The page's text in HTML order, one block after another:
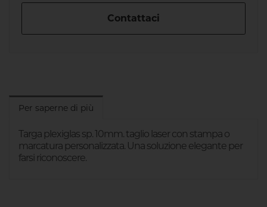
Contattaci
Per saperne di più
Targa plexiglas sp. 10mm. taglio laser con stampa o
marcatura personalizzata. Una soluzione elegante per
farsi riconoscere.